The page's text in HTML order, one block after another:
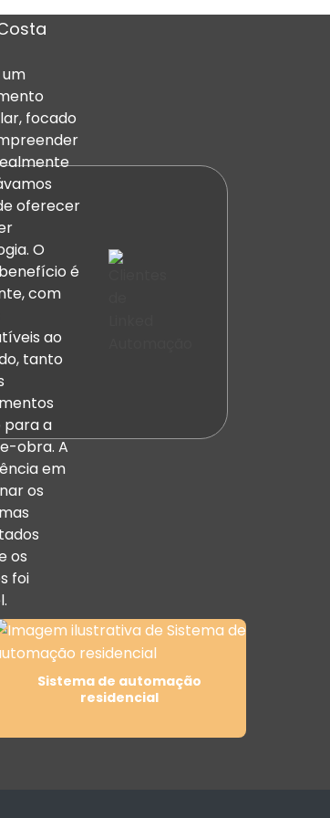
com dúvidas do que
Linked faremos essa
e entregaremos a
um Orçamento
focado
oferecer
O
é
com
ao
tanto
para a
obra. A
em
os
os
foi
Sistema de automação
residencial